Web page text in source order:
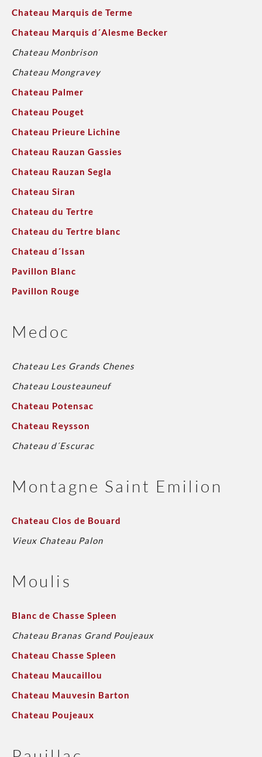
Chateau Marquis de Terme
Chateau Marquis d´Alesme Becker
Chateau Monbrison
Chateau Mongravey
Chateau Palmer
Chateau Pouget
Chateau Prieure Lichine
Chateau Rauzan Gassies
Chateau Rauzan Segla
Chateau Siran
Chateau du Tertre
Chateau du Tertre blanc
Chateau d´Issan
Pavillon Blanc
Pavillon Rouge
Medoc
Chateau Les Grands Chenes
Chateau Lousteauneuf
Chateau Potensac
Chateau Reysson
Chateau d´Escurac
Montagne Saint Emilion
Chateau Clos de Bouard
Vieux Chateau Palon
Moulis
Blanc de Chasse Spleen
Chateau Branas Grand Poujeaux
Chateau Chasse Spleen
Chateau Maucaillou
Chateau Mauvesin Barton
Chateau Poujeaux